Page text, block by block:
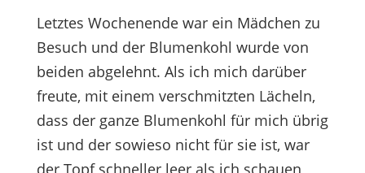
Letztes Wochenende war ein Mädchen zu
Besuch und der Blumenkohl wurde von
beiden abgelehnt. Als ich mich darüber
freute, mit einem verschmitzten Lächeln,
dass der ganze Blumenkohl für mich übrig
ist und der sowieso nicht für sie ist, war